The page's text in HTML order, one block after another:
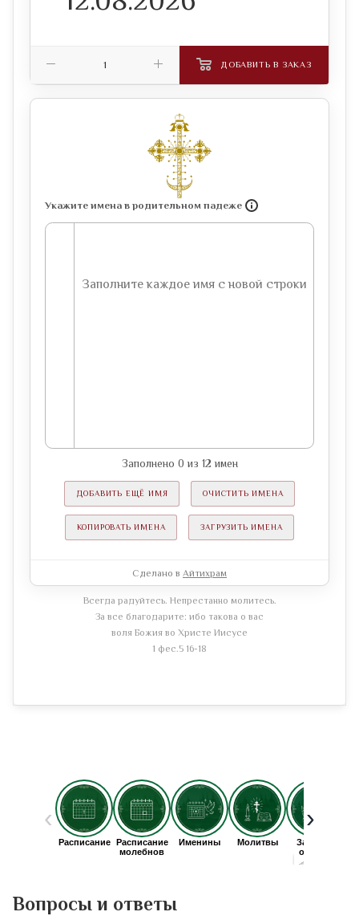
Укажите имена в родительном падеже
Заполнено 0 из 12 имен
ДОБАВИТЬ ЕЩЁ ИМЯ ОЧИСТИТЬ ИМЕНА
КОПИРОВАТЬ ИМЕНА ЗАГРУЗИТЬ ИМЕНА
Сделано в Айтихрам
Всегда радуйтесь. Непрестанно молитесь.
За все благодарите: ибо такова о вас
воля Божия во Христе Иисусе
1 фес.5 16-18
ДОБАВИТЬ В ЗАКАЗ
Вопросы и ответы